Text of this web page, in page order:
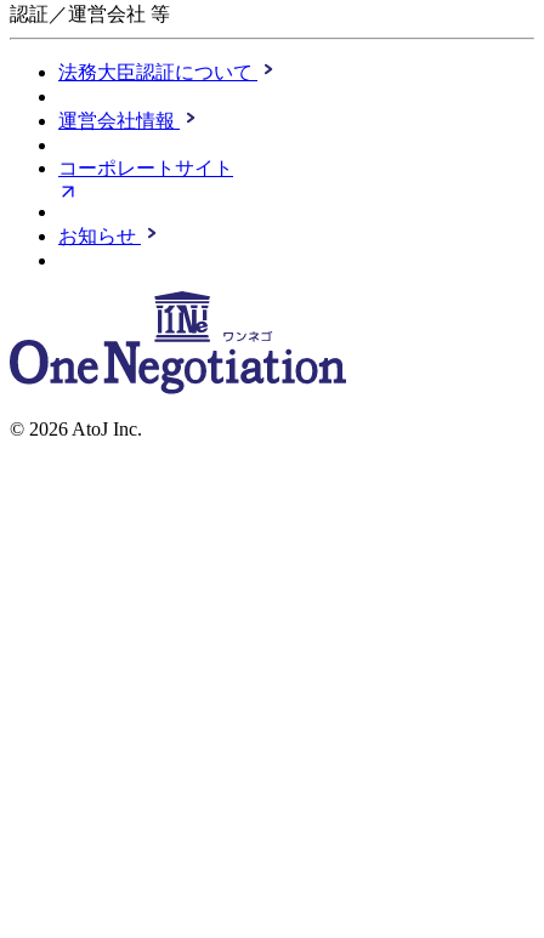
認証／運営会社 等
法務大臣認証について
運営会社情報
コーポレートサイト
お知らせ
© 2026 AtoJ Inc.